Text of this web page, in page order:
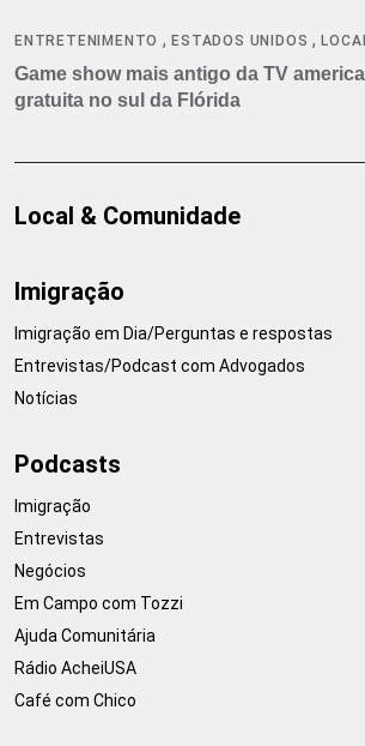
ENTRETENIMENTO ,ESTADOS UNIDOS ,
Game show mais antigo da TV
gratuita no sul da Flórida
Local & Comunidade
Imigração
Imigração em Dia/Perguntas e respostas
Entrevistas/Podcast com Advogados
Notícias
Podcasts
Imigração
Entrevistas
Negócios
Em Campo com Tozzi
Ajuda Comunitária
Rádio AcheiUSA
Café com Chico